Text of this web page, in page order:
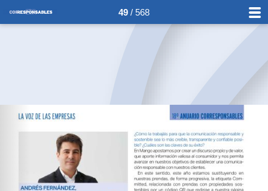
49 / 568